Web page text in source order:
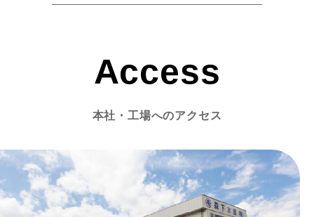
Access
本社・工場へのアクセス